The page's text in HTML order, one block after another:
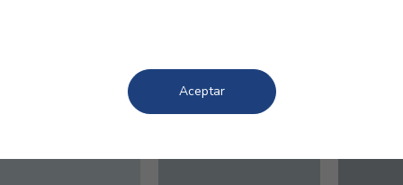
#E554
AZUL BRIGHTON
Aceptar